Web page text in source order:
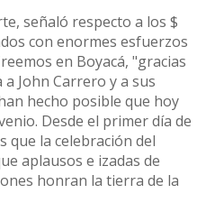
señaló respecto a los $
con enormes esfuerzos
en Boyacá, "gracias
John Carrero y a sus
hecho posible que hoy
Desde el primer día de
la celebración del
aplausos e izadas de
honran la tierra de la